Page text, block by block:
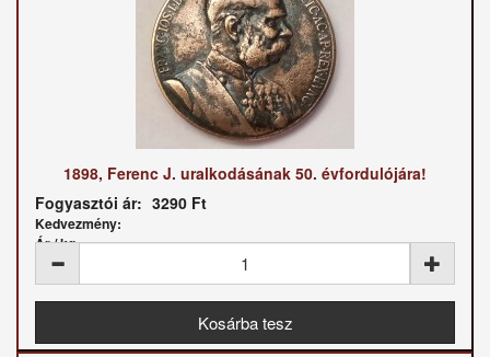
1898, Ferenc J. uralkodásának 50. évfordulójára!
Fogyasztói ár: 3290 Ft
Kedvezmény:
Ár / kg: